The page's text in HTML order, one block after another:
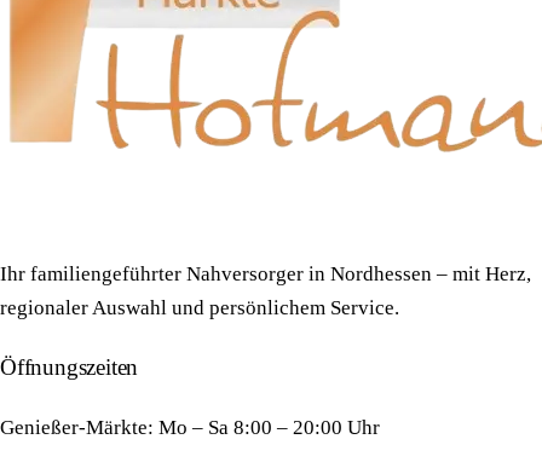
Ihr familiengeführter Nahversorger in Nordhessen – mit Herz,
regionaler Auswahl und persönlichem Service.
Öffnungszeiten
Genießer-Märkte: Mo – Sa 8:00 – 20:00 Uhr